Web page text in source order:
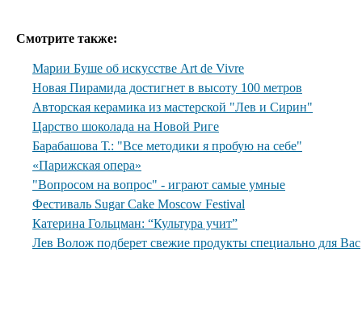
Смотрите также:
Марии Буше об искусстве Art de Vivre
Новая Пирамида достигнет в высоту 100 метров
Авторская керамика из мастерской "Лев и Сирин"
Царство шоколада на Новой Риге
Барабашова Т.: "Все методики я пробую на себе"
«Парижская опера»
"Вопросом на вопрос" - играют самые умные
Фестиваль Sugar Cake Moscow Festival
Катерина Гольцман: “Культура учит”
Лев Волож подберет свежие продукты специально для Вас